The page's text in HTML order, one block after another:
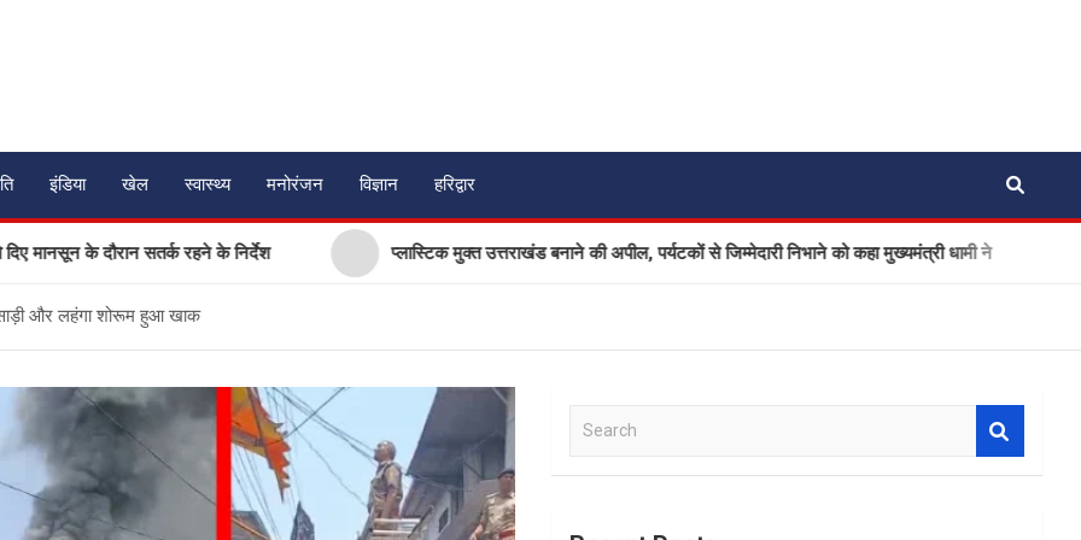
इंडिया खेल स्वास्थ्य मनोरंजन विज्ञान हरिद्वार
के दौरान सतर्क रहने के निर्देश प्लास्टिक मुक्त उत्तराखंड बनाने की अपील, पर्यटकों से जिम्मेदारी निभाने को कहा मुख्यमंत्री धामी ने
और लहंगा शोरूम हुआ खाक
a